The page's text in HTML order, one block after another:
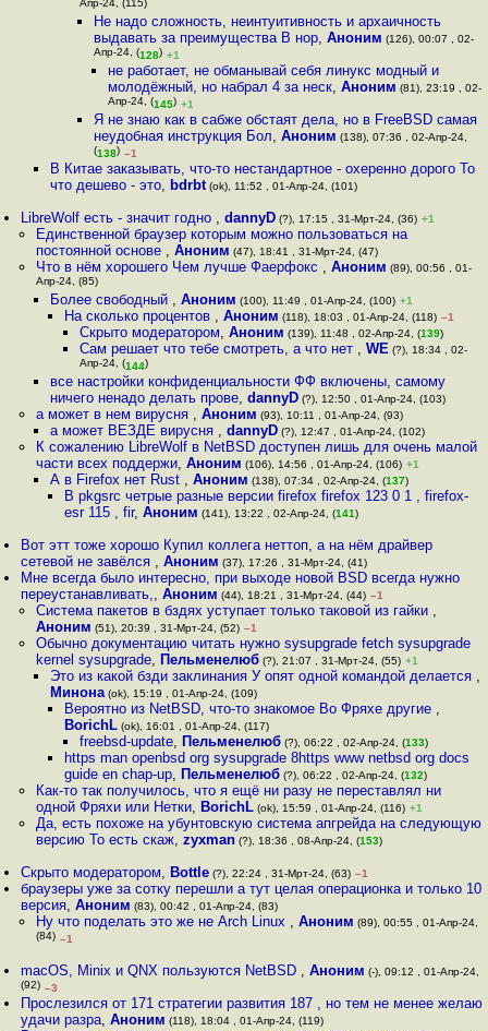
Апр-24, (115)
Не надо сложность, неинтуитивность и архаичность
выдавать за преимущества В нор, Аноним (126), 00:07 , 02-
Апр-24, (128) +1
не работает, не обманывай себя линукс модный и
молодёжный, но набрал 4 за неск,Аноним (81), 23:19 , 02-
Апр-24, (145) +1
Я не знаю как в сабже обстаят дела, но в FreeBSD самая
неудобная инструкция Бол, Аноним (138), 07:36 , 02-Апр-24,
(138) –1
В Китае заказывать, что-то нестандартное - охеренно дорого То
что дешево - это, bdrbt(ok), 11:52 , 01-Апр-24, (101)
LibreWolf есть - значит годно ,dannyD (?), 17:15 , 31-Мрт-24, (36) +1
Единственной браузер которым можно пользоваться на
постоянной основе , Аноним (47), 18:41 , 31-Мрт-24, (47)
Что в нём хорошего Чем лучше Фаерфокс , Аноним (89), 00:56 , 01-
Апр-24, (85)
Более свободный , Аноним (100), 11:49 , 01-Апр-24, (100) +1
На сколько процентов ,Аноним (118), 18:03 , 01-Апр-24, (118) –1
Скрыто модератором, Аноним (139), 11:48 , 02-Апр-24, (139)
Сам решает что тебе смотреть, а что нет , WE (?), 18:34 , 02-
Апр-24, (144)
все настройки конфиденциальности ФФ включены, самому
ничего ненадо делать прове, dannyD(?), 12:50 , 01-Апр-24, (103)
а может в нем вирусня , Аноним (93), 10:11 , 01-Апр-24, (93)
а может ВЕЗДЕ вирусня , dannyD(?), 12:47 , 01-Апр-24, (102)
К сожалению LibreWolf в NetBSD доступен лишь для очень малой
части всех поддержи, Аноним (106), 14:56 , 01-Апр-24, (106) +1
А в Firefox нет Rust , Аноним (138), 07:34 , 02-Апр-24, (137)
В pkgsrc четрые разные версии firefox firefox 123 0 1 , firefox-
esr 115 , fir,Аноним (141), 13:22 , 02-Апр-24, (141)
Вот этт тоже хорошо Купил коллега неттоп, а на нём драйвер
сетевой не завёлся ,Аноним (37), 17:26 , 31-Мрт-24, (41)
Мне всегда было интересно, при выходе новой BSD всегда нужно
переустанавливать,,Аноним (44), 18:21 , 31-Мрт-24, (44) –1
Система пакетов в бздях уступает только таковой из гайки ,
Аноним (51), 20:39 , 31-Мрт-24, (52) –1
Обычно документацию читать нужно sysupgrade fetch sysupgrade
kernel sysupgrade, Пельменелюб(?), 21:07 , 31-Мрт-24, (55) +1
Это из какой бзди заклинания У опят одной командой делается ,
Минона(ok), 15:19 , 01-Апр-24, (109)
Вероятно из NetBSD, что-то знакомое Во Фряхе другие ,
BorichL (ok), 16:01 , 01-Апр-24, (117)
freebsd-update, Пельменелюб(?), 06:22 , 02-Апр-24, (133)
https man openbsd org sysupgrade 8https www netbsd org docs
guide en chap-up, Пельменелюб (?), 06:22 , 02-Апр-24, (132)
Как-то так получилось, что я ещё ни разу не переставлял ни
одной Фряхи или Нетки, BorichL(ok), 15:59 , 01-Апр-24, (116) +1
Да, есть похоже на убунтовскую система апгрейда на следующую
версию То есть скаж, zyxman(?), 18:36 , 08-Апр-24, (153)
Скрыто модератором, Bottle (?), 22:24 , 31-Мрт-24, (63) –1
браузеры уже за сотку перешли а тут целая операционка и только 10
версия,Аноним (83), 00:42 , 01-Апр-24, (83)
Ну что поделать это же не Arch Linux , Аноним (89), 00:55 , 01-Апр-24,
(84) –1
macOS, Minix и QNX пользуются NetBSD ,Аноним (-), 09:12 , 01-Апр-24,
(92) –3
Прослезился от 171 стратегии развития 187 , но тем не менее желаю
удачи разра,Аноним (118), 18:04 , 01-Апр-24, (119)